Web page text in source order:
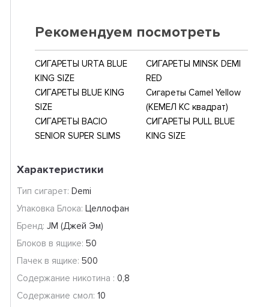
Рекомендуем посмотреть
СИГАРЕТЫ URTA BLUE
KING SIZE
СИГАРЕТЫ BLUE KING
SIZE
СИГАРЕТЫ BACIO
SENIOR SUPER SLIMS
СИГАРЕТЫ MINSK DEMI
RED
Сигареты Camel Yellow
(КЕМЕЛ КС квадрат)
СИГАРЕТЫ PULL BLUE
KING SIZE
Характеристики
Тип сигарет: Demi
Упаковка Блока: Целлофан
Бренд: JM (Джей Эм)
Блоков в ящике: 50
Пачек в ящике: 500
Содержание никотина : 0,8
Содержание смол: 10